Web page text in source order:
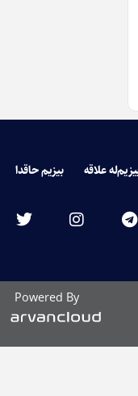
علاقه بیزیم حاقدا
Powered By